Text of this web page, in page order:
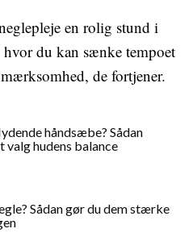
en rolig stund i
du kan sænke tempoet
de fortjener.
håndsæbe? Sådan
valg hudens balance
Sådan gør du dem stærke